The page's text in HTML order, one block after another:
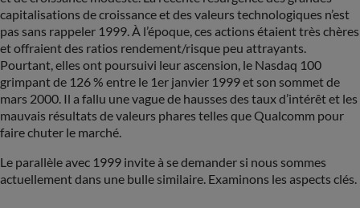
capitalisations de croissance et des valeurs technologiques n’est
pas sans rappeler 1999. À l’époque, ces actions étaient très chères
et offraient des ratios rendement/risque peu attrayants.
Pourtant, elles ont poursuivi leur ascension, le Nasdaq 100
grimpant de 126 % entre le 1er janvier 1999 et son sommet de
mars 2000. Il a fallu une vague de hausses des taux d’intérêt et les
mauvais résultats de valeurs phares telles que Qualcomm pour
faire chuter le marché.
Le parallèle avec 1999 invite à se demander si nous sommes
actuellement dans une bulle similaire. Examinons les aspects clés.